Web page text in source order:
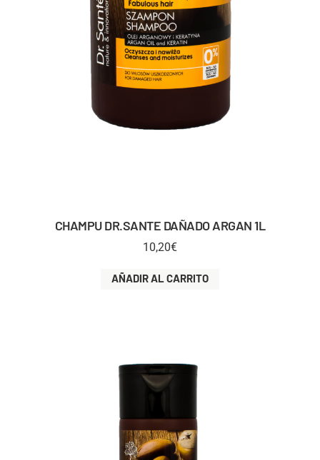
CHAMPU DR.SANTE DAÑADO ARGAN 1L
10,20€
AÑADIR AL CARRITO